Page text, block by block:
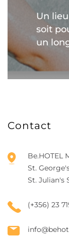
Un
soit
un
Contact
Be.HOTEL
St.
St. Julian's
(+356) 23